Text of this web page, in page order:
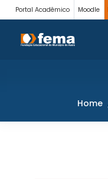
Portal Acadêmico Moodle
Home